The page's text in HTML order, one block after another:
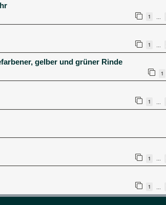
1
1 …
gelber und grüner Rinde
1
1
1 …
1